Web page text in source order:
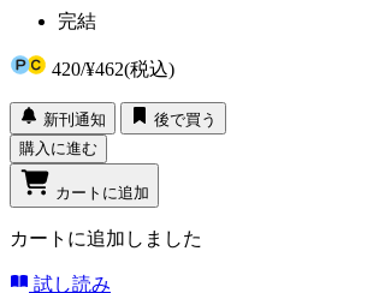
完結
420/¥462(税込)
新刊通知
後で買う
購入に進む
カートに追加
カートに追加しました
試し読み